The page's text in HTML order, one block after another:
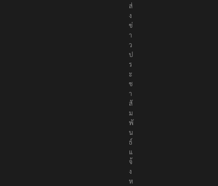
ส่
ง
ข่
า
ว
ป
ร
ะ
ช
า
สั
ม
พั
น
ธ์
แ
จ้
ง
ห